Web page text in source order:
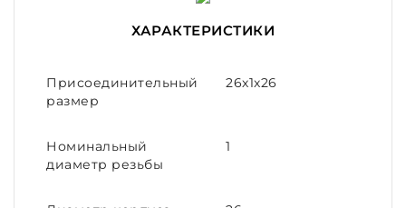
ХАРАКТЕРИСТИКИ
Присоединительный
размер
26х1х26
Номинальный
диаметр резьбы
1